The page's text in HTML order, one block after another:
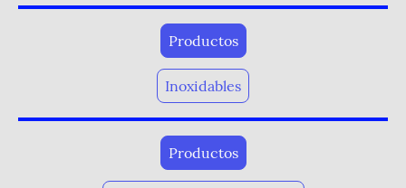
Productos
Inoxidables
Productos